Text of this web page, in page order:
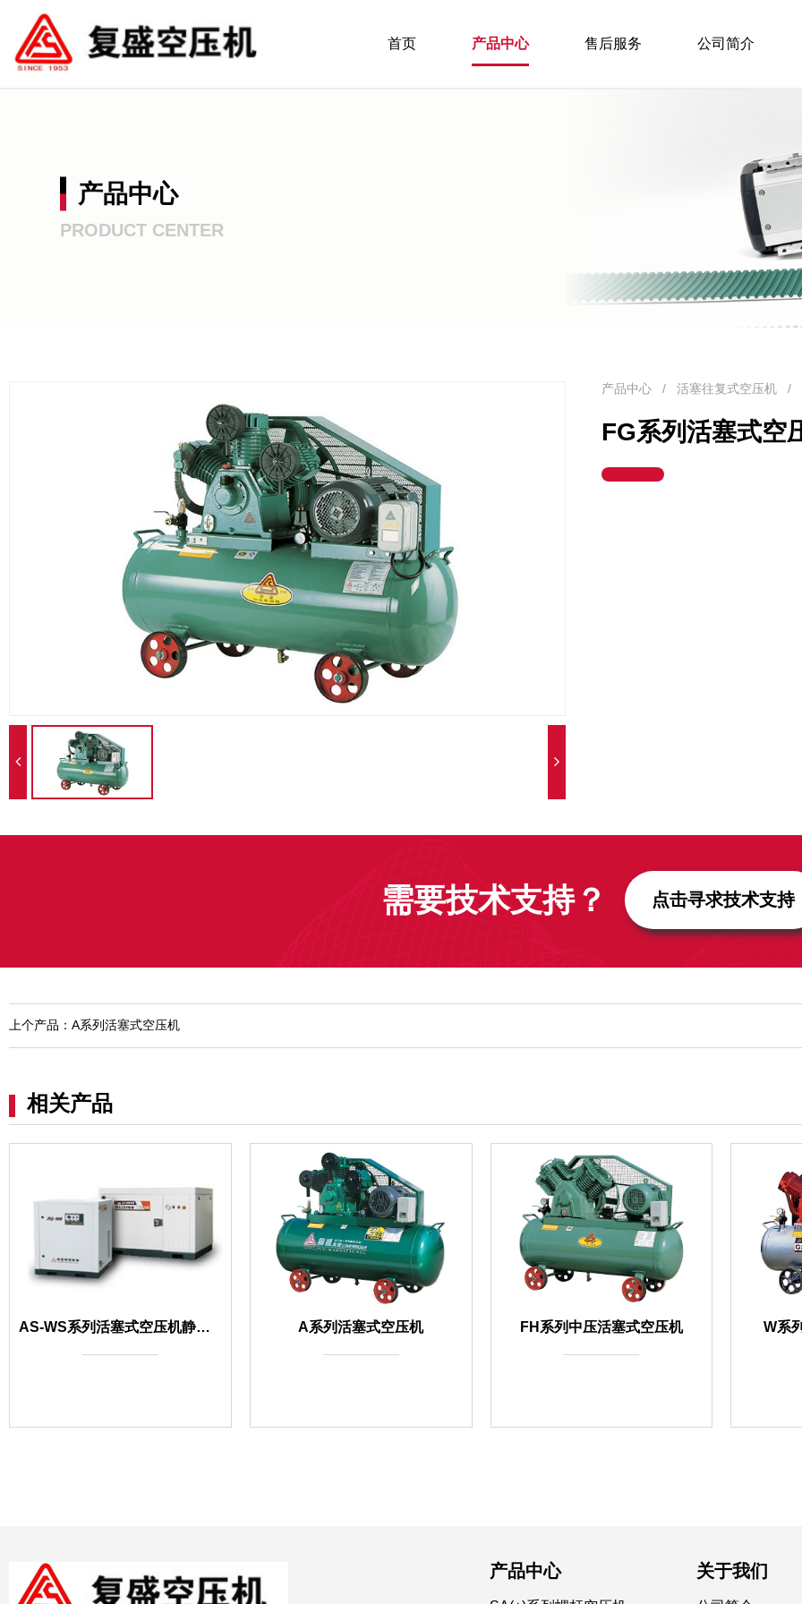
首页 产品中心 售后服务 公司简介
产品中心
PRODUCT CENTER
产品中心 / 活塞往复式空压机 /
FG系列活塞式空
需要技术支持？ 点击寻求技术支持
上个产品：A系列活塞式空压机
相关产品
AS-WS系列活塞式空压机静音系列 A系列活塞式空压机 FH系列中压活塞式空压机 W系
产品中心 关于我们